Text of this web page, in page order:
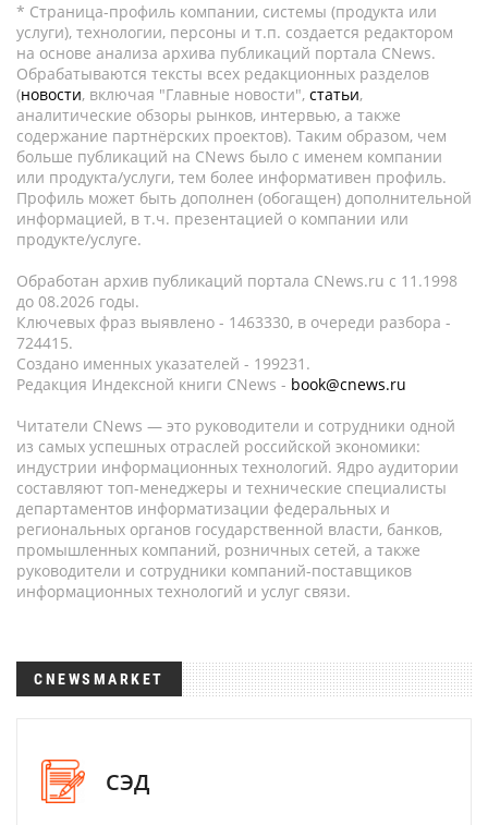
* Страница-профиль компании, системы (продукта или
услуги), технологии, персоны и т.п. создается редактором
на основе анализа архива публикаций портала CNews.
Обрабатываются тексты всех редакционных разделов
(новости, включая "Главные новости", статьи,
аналитические обзоры рынков, интервью, а также
содержание партнёрских проектов). Таким образом, чем
больше публикаций на CNews было с именем компании
или продукта/услуги, тем более информативен профиль.
Профиль может быть дополнен (обогащен) дополнительной
информацией, в т.ч. презентацией о компании или
продукте/услуге.
Обработан архив публикаций портала CNews.ru c 11.1998
до 08.2026 годы.
Ключевых фраз выявлено - 1463330, в очереди разбора -
724415.
Создано именных указателей - 199231.
Редакция Индексной книги CNews - book@cnews.ru
Читатели CNews — это руководители и сотрудники одной
из самых успешных отраслей российской экономики:
индустрии информационных технологий. Ядро аудитории
составляют топ-менеджеры и технические специалисты
департаментов информатизации федеральных и
региональных органов государственной власти, банков,
промышленных компаний, розничных сетей, а также
руководители и сотрудники компаний-поставщиков
информационных технологий и услуг связи.
CNEWSMARKET
СЭД